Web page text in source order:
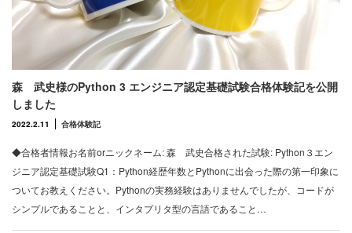
森 武史様のPython 3 エンジニア認定基礎試験合格体験記を公開
しました
2022.2.11 合格体験記
◆合格者情報お名前orニックネーム: 森 武史合格された試験: Python３エン
ジニア認定基礎試験Q1：Python経歴年数とPythonに出会った際の第一印象に
ついてお教えください。Pythonの実務経験はありませんでしたが、コードが
シンプルであることと、インタプリタ型の言語であること…